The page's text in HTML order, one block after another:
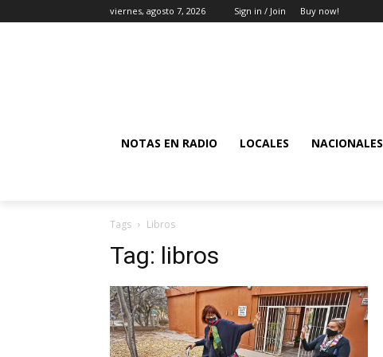
viernes, agosto 7, 2026 Sign in / Join Buy now!
NOTAS EN RADIO LOCALES NACIONALES
Tags Libros
Tag: libros